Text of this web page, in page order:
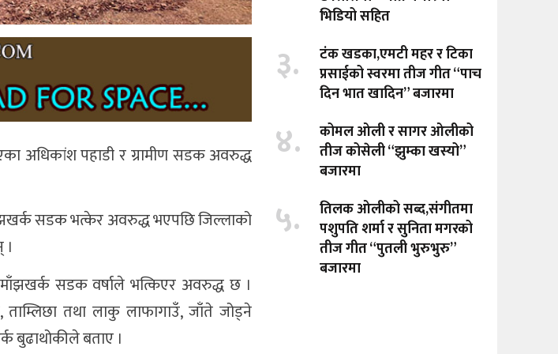
अधिकांश पहाडी र ग्रामीण सडक अवरुद्ध
सडक भत्केर अवरुद्ध भएपछि जिल्लाको
सडक वर्षाले भत्किएर अवरुद्ध छ ।
ताम्लिछा तथा लाकु लाफागाउँ, जाँते जोड्ने
बुढाथोकीले बताए ।
भिडियो सहित
३.
टंक खडका,एमटी महर र टिका
प्रसाईको स्वरमा तीज गीत “पाच
दिन भात खादिन” बजारमा
४.
कोमल ओली र सागर ओलीको
तीज कोसेली “झुम्का खस्यो”
बजारमा
५.
तिलक ओलीको सब्द,संगीतमा
पशुपति शर्मा र सुनिता मगरको
तीज गीत “पुतली भुरुभुरु”
बजारमा